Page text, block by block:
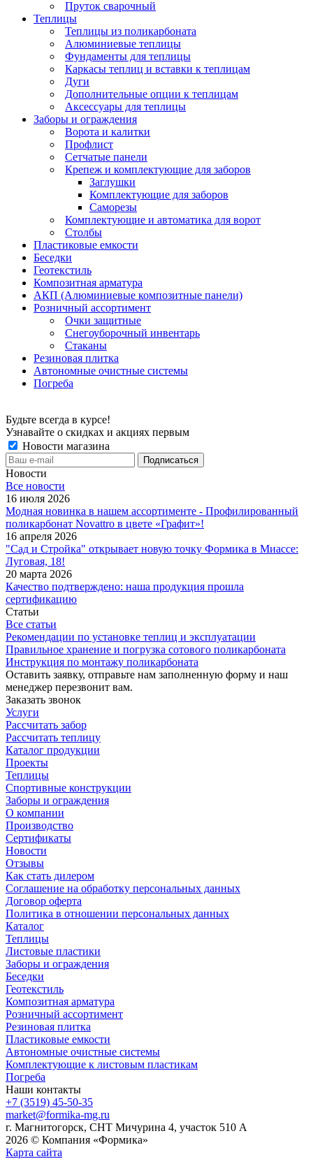
Пруток сварочный
Теплицы
Теплицы из поликарбоната
Алюминиевые теплицы
Фундаменты для теплицы
Каркасы теплиц и вставки к теплицам
Дуги
Дополнительные опции к теплицам
Аксессуары для теплицы
Заборы и ограждения
Ворота и калитки
Профлист
Сетчатые панели
Крепеж и комплектующие для заборов
Заглушки
Комплектующие для заборов
Саморезы
Комплектующие и автоматика для ворот
Столбы
Пластиковые емкости
Беседки
Геотекстиль
Композитная арматура
АКП (Алюминиевые композитные панели)
Розничный ассортимент
Очки защитные
Снегоуборочный инвентарь
Стаканы
Резиновая плитка
Автономные очистные системы
Погреба
Будьте всегда в курсе!
Узнавайте о скидках и акциях первым
Новости магазина
Новости
Все новости
16 июля 2026
Модная новинка в нашем ассортименте - Профилированный
поликарбонат Novattro в цвете «Графит»!
16 апреля 2026
"Сад и Стройка" открывает новую точку Формика в Миассе:
Луговая, 18!
20 марта 2026
Качество подтверждено: наша продукция прошла
сертификацию
Статьи
Все статьи
Рекомендации по установке теплиц и эксплуатации
Правильное хранение и погрузка сотового поликарбоната
Инструкция по монтажу поликарбоната
Оставить заявку, отправьте нам заполненную форму и наш
менеджер перезвонит вам.
Заказать звонок
Услуги
Рассчитать забор
Рассчитать теплицу
Каталог продукции
Проекты
Теплицы
Спортивные конструкции
Заборы и ограждения
О компании
Производство
Сертификаты
Новости
Отзывы
Как стать дилером
Соглашение на обработку персональных данных
Договор оферта
Политика в отношении персональных данных
Каталог
Теплицы
Листовые пластики
Заборы и ограждения
Беседки
Геотекстиль
Композитная арматура
Розничный ассортимент
Резиновая плитка
Пластиковые емкости
Автономные очистные системы
Комплектующие к листовым пластикам
Погреба
Наши контакты
+7 (3519) 45-50-35
market@formika-mg.ru
г. Магнитогорск, СНТ Мичурина 4, участок 510 А
2026 © Компания «Формика»
Карта сайта